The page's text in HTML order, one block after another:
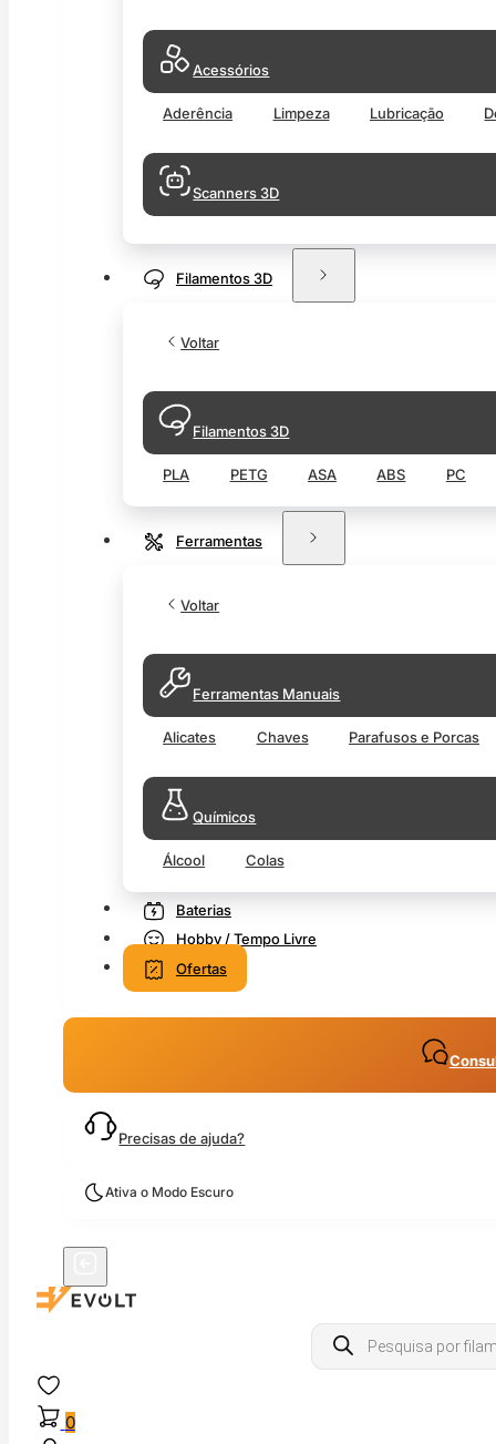
Acessórios
Aderência Limpeza Lubricação
Scanners 3D
Filamentos 3D
Voltar
Filamentos 3D
PLA PETG ASA ABS PC
Ferramentas
Voltar
Ferramentas Manuais
Alicates Chaves Parafusos e Porcas
Químicos
Álcool Colas
Baterias
Hobby / Tempo Livre
Ofertas
Precisas de ajuda?
Ativa o Modo Escuro
Products
search
0